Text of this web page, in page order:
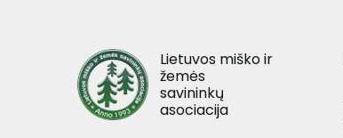
Lietuvos miško ir
žemės
savininkų
asociacija